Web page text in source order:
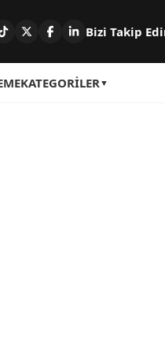
Bizi Takip
KATEGORILER